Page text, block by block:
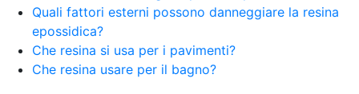
epossidica per plastica Collanti epossidici Colla
bicomponente per plastica Cariche per Epossidici
Cariche Epossidiche Adesivo bicomponente
epossidico Colla bicomponente epossidica
Pavimento epossidico Acquista Glitter Epossidico
Quali fattori esterni possono danneggiare la resina
epossidica?
Che resina si usa per i pavimenti?
Che resina usare per il bagno?